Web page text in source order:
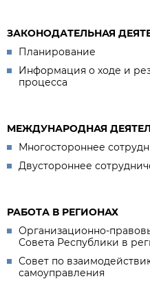
ЗАКОНОДАТЕЛЬНАЯ
Планирование
Информация о ходе и
процесса
МЕЖДУНАРОДНАЯ
Многостороннее
Двустороннее
РАБОТА В РЕГИОНАХ
Организационно-
Совета Республики в
Совет по
самоуправления